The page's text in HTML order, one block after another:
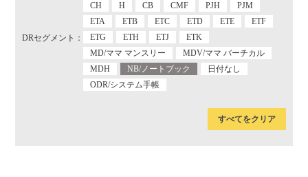
DRセグメント：
CH
H CB CMF PJH
PJM
ETA
ETB ETC ETD ETE
ETF
ETG
ETH ETJ
ETK
MD/ママ マンスリー
MDV/ママ バーチカル
MDH
NB/ノートブック
日付なし
ODR/システム手帳
すべてをクリア